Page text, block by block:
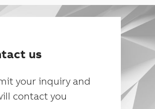
us
your inquiry and
contact you